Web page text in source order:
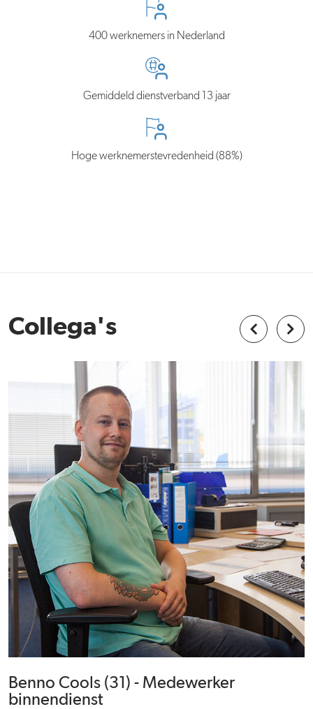
400 werknemers in Nederland
Gemiddeld dienstverband 13 jaar
Hoge werknemerstevredenheid (88%)
Collega's
Benno Cools (31) - Medewerker
binnendienst